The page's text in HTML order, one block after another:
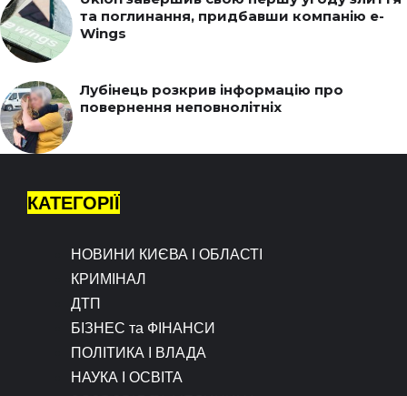
та поглинання, придбавши компанію e-
Wings
Лубінець розкрив інформацію про
повернення неповнолітніх
КАТЕГОРІЇ
НОВИНИ КИЄВА І ОБЛАСТІ
КРИМІНАЛ
ДТП
БІЗНЕС та ФІНАНСИ
ПОЛІТИКА І ВЛАДА
НАУКА І ОСВІТА